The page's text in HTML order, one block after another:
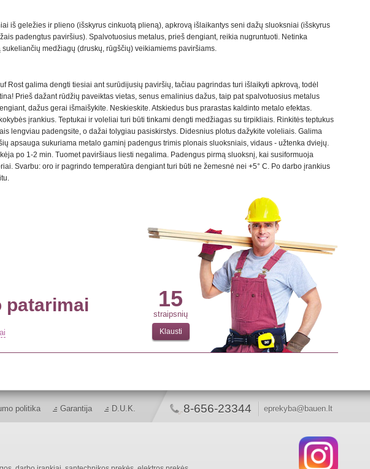
iš geležies ir plieno (išskyrus cinkuotą plieną), apkrovą išlaikantys seni dažų sluoksniai (išskyrus
padengtus paviršius). Spalvotuosius metalus, prieš dengiant, reikia nugruntuoti. Netinka
medžiagų (druskų, rūgščių) veikiamiems paviršiams.
Rost galima dengti tiesiai ant surūdijusių paviršių, tačiau pagrindas turi išlaikyti apkrovą, todėl
Prieš dažant rūdžių paveiktas vietas, senus emalinius dažus, taip pat spalvotuosius metalus
dažus gerai išmaišykite. Neskieskite. Atskiedus bus prarastas kaldinto metalo efektas.
įrankius. Teptukai ir voleliai turi būti tinkami dengti medžiagas su tirpikliais. Rinkitės teptukus
lengviau padengsite, o dažai tolygiau pasiskirstys. Didesnius plotus dažykite voleliais. Galima
apsauga sukuriama metalo gaminį padengus trimis plonais sluoksniais, vidaus - užtenka dviejų.
po 1-2 min. Tuomet paviršiaus liesti negalima. Padengus pirmą sluoksnį, kai susiformuoja
Svarbu: oro ir pagrindo temperatūra dengiant turi būti ne žemesnė nei +5° C. Po darbo įrankius
patarimai 15
straipsnių
Klausti
politika Garantija D.U.K. 8-656-23344 eprekyba@bauen.lt